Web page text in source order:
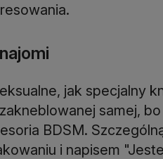
jak specjalny
samej,
BDSM.
i napisem